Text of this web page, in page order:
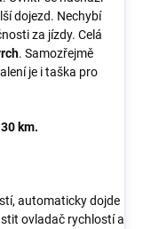
dojezd. Nechybí
za jízdy. Celá
. Samozřejmě
je i taška pro
km.
automaticky dojde
ovladač rychlostí a